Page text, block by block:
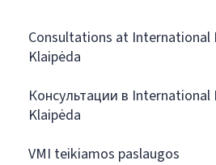
Consultations at International
Klaipėda
Консультации в International
Klaipėda
VMI teikiamos paslaugos